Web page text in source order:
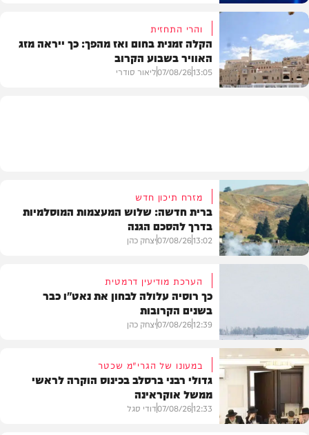
פוליטי
והרי התחזית
הקלה זמנית בחום ואז מהפך: כך ייראה מזג
האוויר בשבוע הקרוב
13:05
07/08/26ליאור סודרי
מזרח תיכון חדש
ברית חדשה: שלוש המעצמות המוסלמיות
בדרך להסכם הגנה
13:02
07/08/26יצחק כהן
הערכת מודיעין דרמטית
כך רוסיה עלולה לבחון את נאט"ו כבר
בשנים הקרובות
12:39
07/08/26יצחק כהן
במעונו של הגרי"מ שכטר
גדולי רבני ברסלב בכינוס הוקרה לראשי
ממשל אוקראינה
12:33
07/08/26דודי סגל